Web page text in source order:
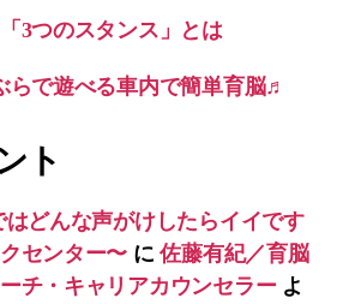
3つのスタンス」とは
らで遊べる車内で簡単育脳♬
ト
はどんな声がけしたらイイです
センター〜 に佐藤有紀／育脳
チ・キャリアカウンセラーよ